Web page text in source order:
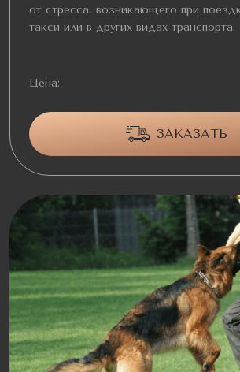
от стресса, возникающего при
такси или в других видах транспорта.
Цена:
ЗАКАЗАТЬ